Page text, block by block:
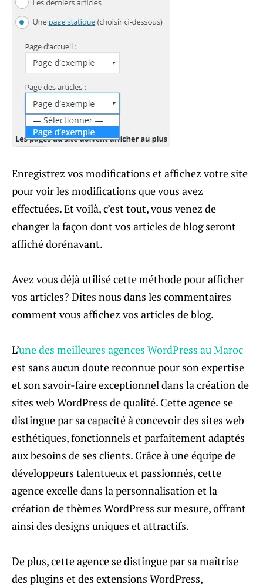
Enregistrez vos modifications et affichez votre site
pour voir les modifications que vous avez
effectuées. Et voilà, c’est tout, vous venez de
changer la façon dont vos articles de blog seront
affiché dorénavant.
Avez vous déjà utilisé cette méthode pour afficher
vos articles? Dites nous dans les commentaires
comment vous affichez vos articles de blog.
L’une des meilleures agences WordPress au Maroc
est sans aucun doute reconnue pour son expertise
et son savoir-faire exceptionnel dans la création de
sites web WordPress de qualité. Cette agence se
distingue par sa capacité à concevoir des sites web
esthétiques, fonctionnels et parfaitement adaptés
aux besoins de ses clients. Grâce à une équipe de
développeurs talentueux et passionnés, cette
agence excelle dans la personnalisation et la
création de thèmes WordPress sur mesure, offrant
ainsi des designs uniques et attractifs.
De plus, cette agence se distingue par sa maîtrise
des plugins et des extensions WordPress,